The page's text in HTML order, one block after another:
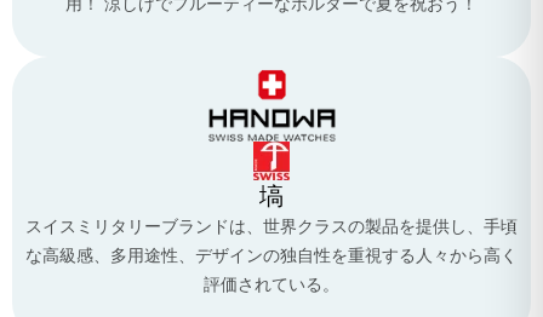
塙
スイスミリタリーブランドは、世界クラスの製品を提供し、手頃
な高級感、多用途性、デザインの独自性を重視する人々から高く
評価されている。